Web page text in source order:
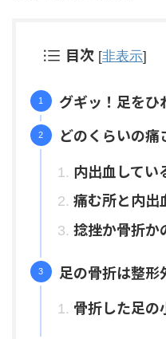
目次 [非表示]
グギッ！足をひ
どのくらいの痛
内出血してい
痛む所と内出
捻挫か骨折か
足の骨折は整形
骨折した足の